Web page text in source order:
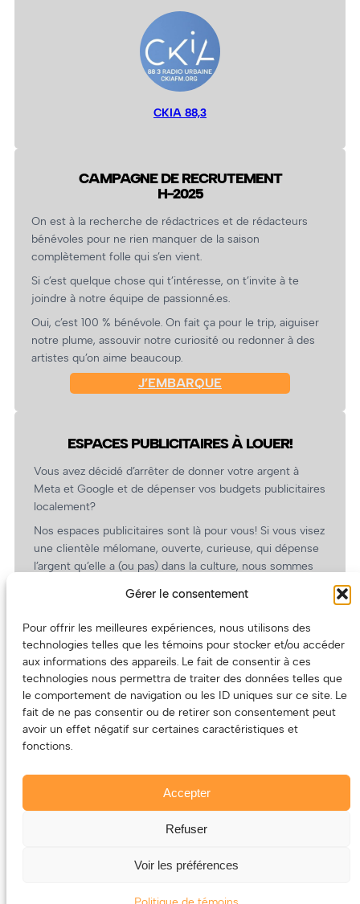
Gérer le consentement
Pour offrir les meilleures expériences, nous utilisons des
technologies telles que les témoins pour stocker et/ou accéder
aux informations des appareils. Le fait de consentir à ces
technologies nous permettra de traiter des données telles que
le comportement de navigation ou les ID uniques sur ce site. Le
fait de ne pas consentir ou de retirer son consentement peut
avoir un effet négatif sur certaines caractéristiques et
fonctions.
Accepter
Refuser
Voir les préférences
CKIA 88,3
CAMPAGNE DE RECRUTEMENT
H-2025
On est à la recherche de rédactrices et de rédacteurs
bénévoles pour ne rien manquer de la saison
complètement folle qui s’en vient.
Si c’est quelque chose qui t’intéresse, on t’invite à te
joindre à notre équipe de passionné.es.
Oui, c’est 100 % bénévole. On fait ça pour le trip, aiguiser
notre plume, assouvir notre curiosité ou redonner à des
artistes qu’on aime beaucoup.
J’EMBARQUE
ESPACES PUBLICITAIRES À LOUER!
Vous avez décidé d’arrêter de donner votre argent à
Meta et Google et de dépenser vos budgets publicitaires
localement?
Nos espaces publicitaires sont là pour vous! Si vous visez
une clientèle mélomane, ouverte, curieuse, qui dépense
l’argent qu’elle a (ou pas) dans la culture, nous sommes
revient.
(Oui, on va avoir des tarifs spéciaux pour vous, les
artistes!)
Le contenu (texte et photos) appartient à ses créatrices et